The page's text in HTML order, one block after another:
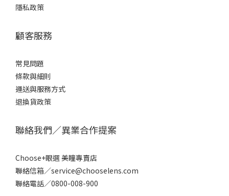
隱私政策
顧客服務
常見問題
條款與細則
運送與服務方式
退換貨政策
聯絡我們／異業合作提案
Choose+眼選 美瞳專賣店
聯絡信箱／service@chooselens.com
聯絡電話／0800-008-900